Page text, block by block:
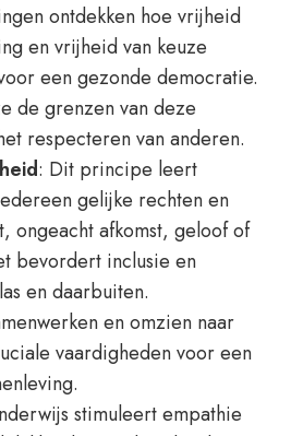
ontdekken hoe vrijheid
en vrijheid van keuze
een gezonde democratie.
de grenzen van deze
respecteren van anderen.
: Dit principe leert
gelijke rechten en
ongeacht afkomst, geloof of
bevordert inclusie en
en daarbuiten.
en omzien naar
vaardigheden voor een
stimuleert empathie